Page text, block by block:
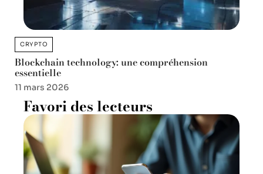
CRYPTO
Blockchain technology: une compréhension
essentielle
11 mars 2026
Favori des lecteurs